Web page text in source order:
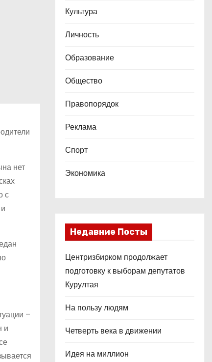
нет
с
–
и
Культура
Личность
Образование
Общество
Правопорядок
Реклама
Спорт
Экономика
Недавние Посты
Центризбирком продолжает
подготовку к выборам депутатов
Курултая
На пользу людям
Четверть века в движении
Идея на миллион